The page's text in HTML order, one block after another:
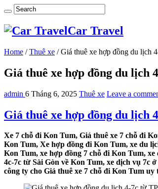
Car Travel
Home / Thuê xe / Giá thuê xe hợp đồng du lịch
Giá thuê xe hợp đồng du lịch
admin 6 Tháng 6, 2025 Thuê xe Leave a
Giá thuê xe hợp đồng du lịch
Xe 7 chỗ đi Kon Tum, Giá thuê xe 7 chỗ đi
Kon Tum, Xe hợp đồng đi Kon Tum, xe du
Kon Tum, xe hợp đồng 7 chỗ đi Kon Tum,
4c-7c từ Sài Gòn về Kon Tum, xe dịch vụ 7c
công ty cho Giá thuê xe 7 chỗ đi Kon Tum